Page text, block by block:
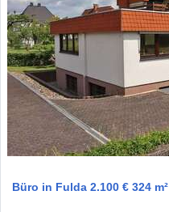
Büro in Fulda 2.100 € 324 m²